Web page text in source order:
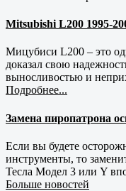
Mitsubishi L200 1995-
Мицубиси L200 – это
доказал свою
выносливостью и
Подробнее...
Замена пиропатрона
Если вы будете
инструменты, то
Тесла Модел 3 или Y
Больше новостей